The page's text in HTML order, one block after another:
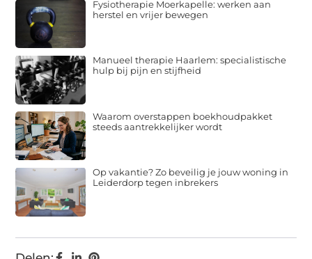
Fysiotherapie Moerkapelle: werken aan
herstel en vrijer bewegen
Manueel therapie Haarlem: specialistische
hulp bij pijn en stijfheid
Waarom overstappen boekhoudpakket
steeds aantrekkelijker wordt
Op vakantie? Zo beveilig je jouw woning in
Leiderdorp tegen inbrekers